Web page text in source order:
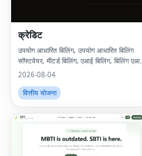
क्रेडिट
उपयोग आधारित बिलिंग, उपयोग आधारित बिलिंग
सॉफ्टवेयर, मीटर्ड बिलिंग, एआई बिलिंग, बिलिंग एआई,
एआई मुद्रीकरण, उपभोग आधारित मूल्य निर्धारण,
यू
2026-08-04
वित्तीय योजना